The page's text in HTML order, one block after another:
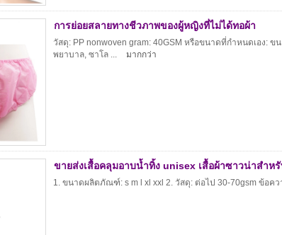
การย่อยสลายทางชีวภาพของผู้หญิงที่ไม่ได้ทอผ้า
วัสดุ: PP nonwoven gram: 40GSM หรือขนาดที่กำหนดเอง:
พยาบาล, ซาโล ...
มากกว่า
ขายส่งเสื้อคลุมอาบน้ำทิ้ง unisex เสื้อผ้าซาวน่าสำห
1. ขนาดผลิตภัณฑ์: s m l xl xxl 2. วัสดุ: ต่อไป 30-70gsm ข้อคว